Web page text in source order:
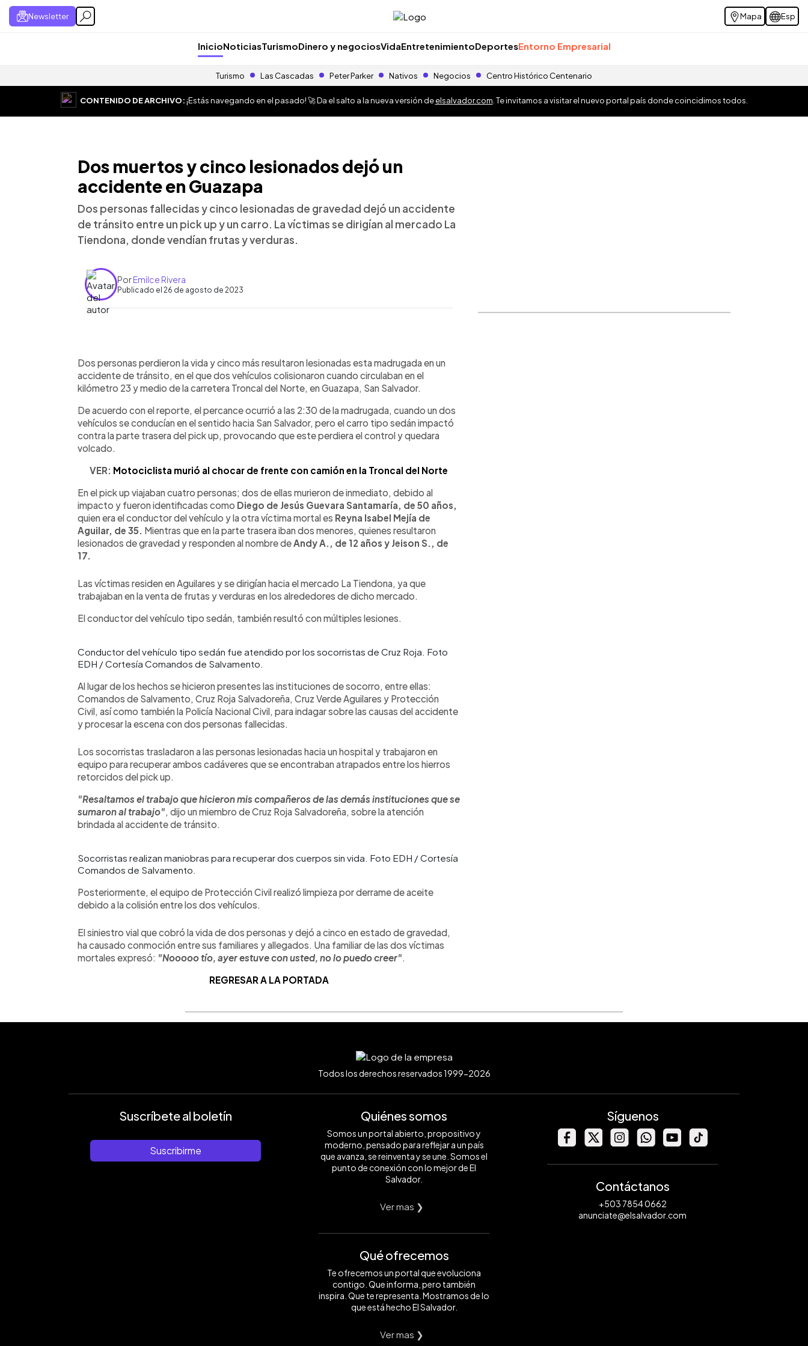
Newsletter Mapa Esp
InicioNoticiasTurismoDinero y negociosVidaEntretenimientoDeportesEntorno Empresarial
Turismo Las Cascadas Peter Parker Nativos Negocios Centro Histórico Centenario
CONTENIDO DE ARCHIVO:¡Estás navegando en el pasado! 🚀 Da el salto a la nueva versión deelsalvador.com . Te invitamos a visitar el nuevo portal país donde coincidimos todos.
Dos muertos y cinco lesionados dejó un
accidente en Guazapa
Dos personas fallecidas y cinco lesionadas de gravedad dejó un accidente
de tránsito entre un pick up y un carro. La víctimas se dirigían al mercado La
Tiendona, donde vendían frutas y verduras.
PorEmilce Rivera
Publicado el 26 de agosto de 2023
Escuchar artículo
Dos personas perdieron la vida y cinco más resultaron lesionadas esta madrugada en un
accidente de tránsito, en el que dos vehículos colisionaron cuando circulaban en el
kilómetro 23 y medio de la carretera Troncal del Norte, en Guazapa, San Salvador.
De acuerdo con el reporte, el percance ocurrió a las 2:30 de la madrugada, cuando un dos
vehículos se conducían en el sentido hacia San Salvador, pero el carro tipo sedán impactó
contra la parte trasera del pick up, provocando que este perdiera el control y quedara
volcado.
VER: Motociclista murió al chocar de frente con camión en la Troncal del Norte
En el pick up viajaban cuatro personas; dos de ellas murieron de inmediato, debido al
impacto y fueron identificadas como Diego de Jesús Guevara Santamaría, de 50 años,
quien era el conductor del vehículo y la otra víctima mortal es Reyna Isabel Mejía de
Aguilar, de 35. Mientras que en la parte trasera iban dos menores, quienes resultaron
lesionados de gravedad y responden al nombre deAndy A., de 12 años y Jeison S., de
17.
Las víctimas residen en Aguilares y se dirigían hacia el mercado La Tiendona, ya que
trabajaban en la venta de frutas y verduras en los alrededores de dicho mercado.
El conductor del vehículo tipo sedán, también resultó con múltiples lesiones.
Conductor del vehículo tipo sedán fue atendido por los socorristas de Cruz Roja. Foto
EDH / Cortesía Comandos de Salvamento.
Al lugar de los hechos se hicieron presentes las instituciones de socorro, entre ellas:
Comandos de Salvamento, Cruz Roja Salvadoreña, Cruz Verde Aguilares y Protección
Civil, así como también la Policía Nacional Civil, para indagar sobre las causas del accidente
y procesar la escena con dos personas fallecidas.
Los socorristas trasladaron a las personas lesionadas hacia un hospital y trabajaron en
equipo para recuperar ambos cadáveres que se encontraban atrapados entre los hierros
retorcidos del pick up.
"Resaltamos el trabajo que hicieron mis compañeros de las demás instituciones que se
sumaron al trabajo", dijo un miembro de Cruz Roja Salvadoreña, sobre la atención
brindada al accidente de tránsito.
Socorristas realizan maniobras para recuperar dos cuerpos sin vida. Foto EDH / Cortesía
Comandos de Salvamento.
Posteriormente, el equipo de Protección Civil realizó limpieza por derrame de aceite
debido a la colisión entre los dos vehículos.
El siniestro vial que cobró la vida de dos personas y dejó a cinco en estado de gravedad,
ha causado conmoción entre sus familiares y allegados. Una familiar de las dos víctimas
mortales expresó: "Nooooo tío, ayer estuve con usted, no lo puedo creer".
REGRESAR A LA PORTADA
Todos los derechos reservados 1999-2026
Suscríbete al boletín
Suscribirme
Quiénes somos
Somos un portal abierto, propositivo y
moderno, pensado para reflejar a un país
que avanza, se reinventa y se une. Somos el
punto de conexión con lo mejor de El
Salvador.
Ver mas ❯
Qué ofrecemos
Te ofrecemos un portal que evoluciona
contigo. Que informa, pero también
inspira. Que te representa. Mostramos de lo
que está hecho El Salvador.
Ver mas ❯
Síguenos
Contáctanos
+503 7854 0662
anunciate@elsalvador.com